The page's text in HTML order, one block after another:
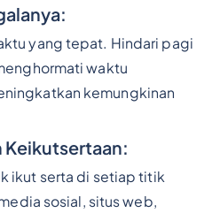
yang tepat. Hindari pagi
waktu
kemungkinan
ikut serta di setiap titik
sosial, situs web,